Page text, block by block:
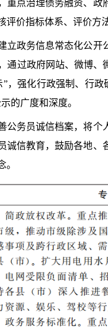
重点治理债务融资、
评价指标体系、评价方
政务信息常态化公开
通过政府网站、微博
，强化行政强制、行
的广度和深度。
务员诚信档案，将个
诚信教育，鼓励各地
。